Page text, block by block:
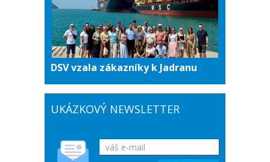
DSV vzala zákazníky k Jadranu
UKÁZKOVÝ NEWSLETTER